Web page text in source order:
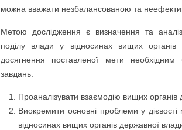
можна вважати незбалансованою та
Метою дослідження є визначення та
поділу влади у відносинах вищих
досягнення поставленої мети необхідним
завдань:
Проаналізувати взаємодію вищих органів
Виокремити основні проблеми у
відносинах вищих органів державної влади